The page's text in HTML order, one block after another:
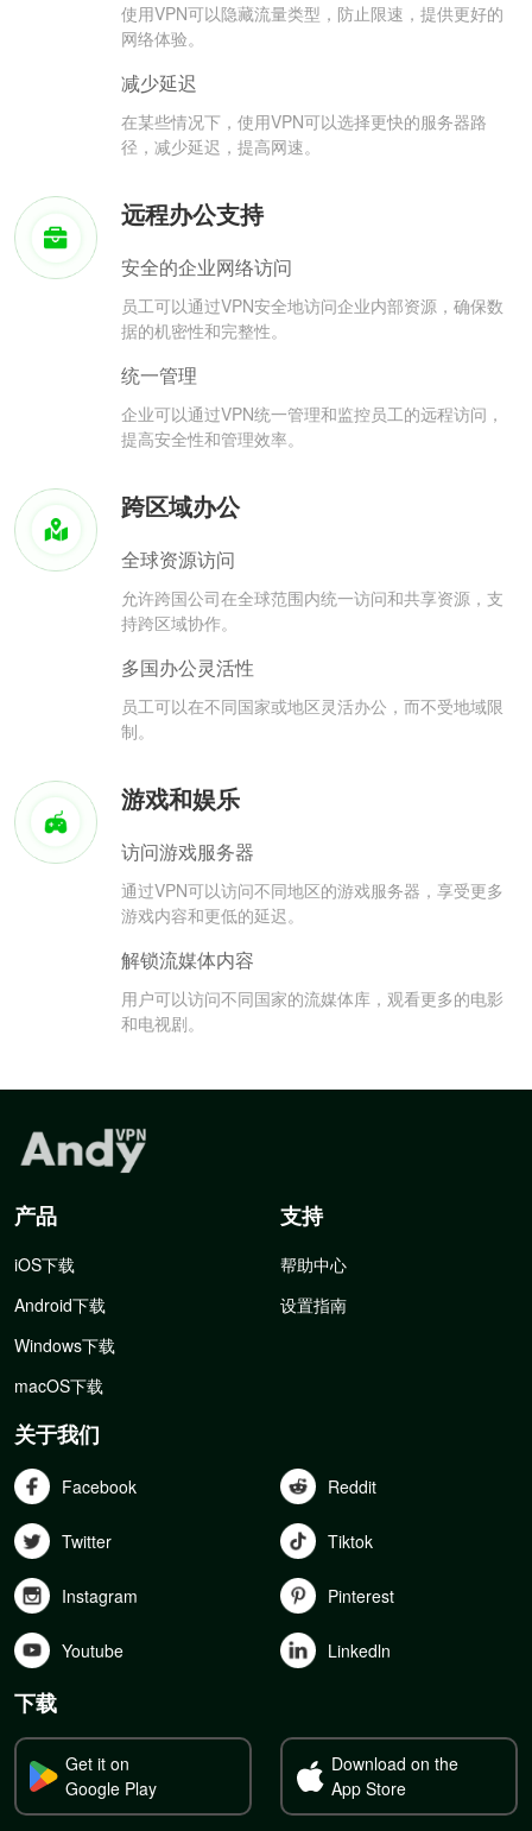
使用VPN可以隐藏流量类型，防止限速，提供更好的
网络体验。
减少延迟
在某些情况下，使用VPN可以选择更快的服务器路
径，减少延迟，提高网速。
远程办公支持
安全的企业网络访问
员工可以通过VPN安全地访问企业内部资源，确保数
据的机密性和完整性。
统一管理
企业可以通过VPN统一管理和监控员工的远程访问，
提高安全性和管理效率。
跨区域办公
全球资源访问
允许跨国公司在全球范围内统一访问和共享资源，支
持跨区域协作。
多国办公灵活性
员工可以在不同国家或地区灵活办公，而不受地域限
制。
游戏和娱乐
访问游戏服务器
通过VPN可以访问不同地区的游戏服务器，享受更多
游戏内容和更低的延迟。
解锁流媒体内容
用户可以访问不同国家的流媒体库，观看更多的电影
和电视剧。
产品
iOS下载
Android下载
Windows下载
macOS下载
支持
帮助中心
设置指南
关于我们
Facebook Reddit
Twitter Tiktok
Instagram Pinterest
Youtube Linkedln
下载
Get it on
Google Play
Download on the
App Store